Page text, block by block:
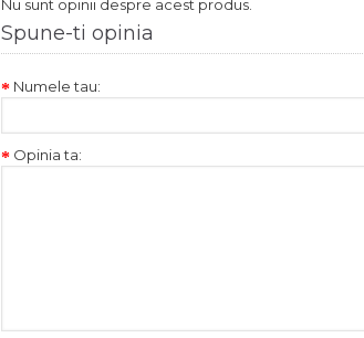
Nu sunt opinii despre acest produs.
Spune-ti opinia
Numele tau:
Opinia ta: